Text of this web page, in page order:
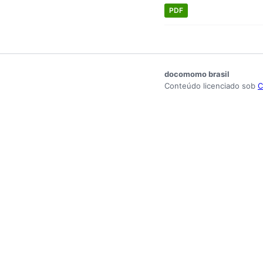
PDF
docomomo brasil
Conteúdo licenciado sob